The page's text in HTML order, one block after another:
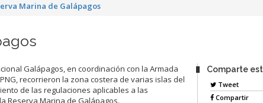
Marina de Galápagos
Galápagos, en coordinación con la Armada
recorrieron la zona costera de varias islas del
de las regulaciones aplicables a las
Reserva Marina de Galápagos.
Comparte
Tweet
Compartir